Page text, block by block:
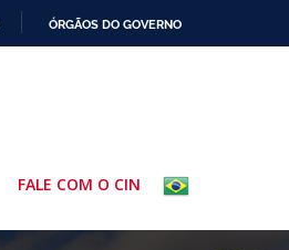
ÓRGÃOS DO GOVERNO
FALE COM O CIN